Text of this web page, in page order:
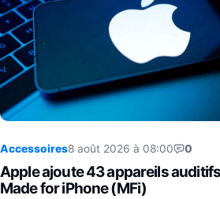
Accessoires8 août 2026 à 08:00 0
Apple ajoute 43 appareils
Made for iPhone (MFi)